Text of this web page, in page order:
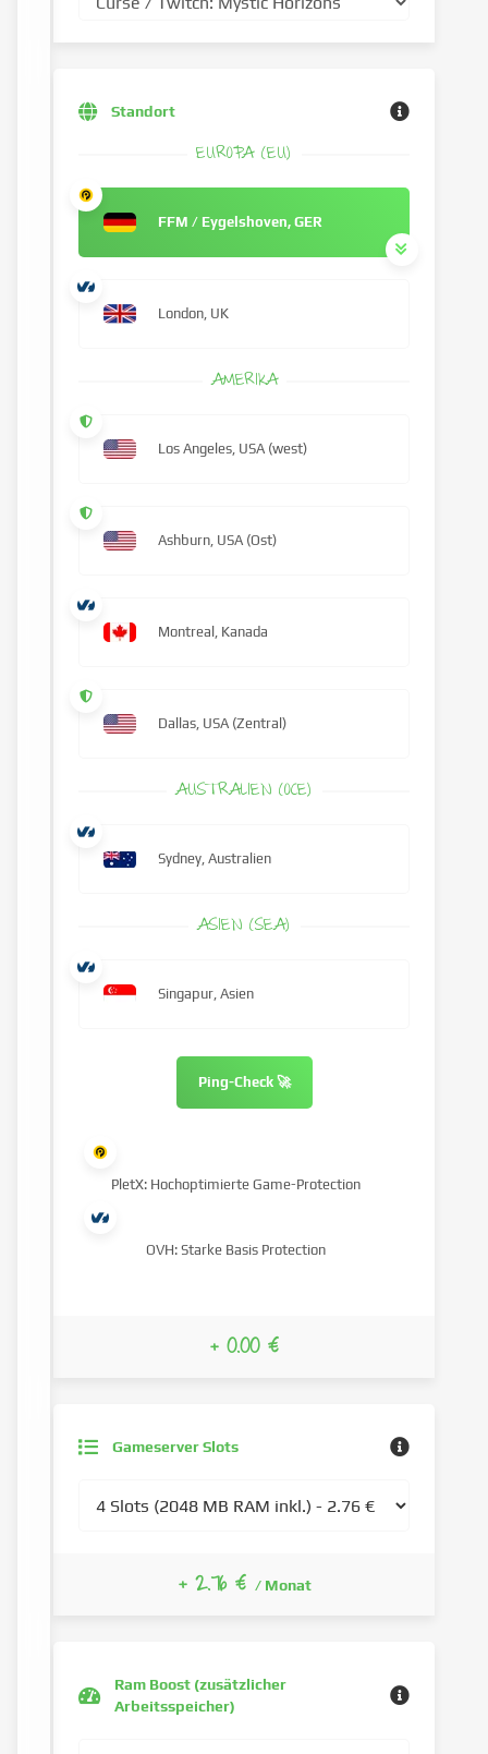
Gameserver Slots
+ 2.76 € / Monat
Standort
EUROPA (EU)
FFM / Eygelshoven, GER
London, UK
AMERIKA
Los Angeles, USA (west)
Ashburn, USA (Ost)
Montreal, Kanada
Dallas, USA (Zentral)
AUSTRALIEN (OCE)
Sydney, Australien
ASIEN (SEA)
Singapur, Asien
Ping-Check 🚀
PletX: Hochoptimierte Game-Protection
OVH: Starke Basis Protection
+ 0.00 €
Ram Boost (zusätzlicher
Arbeitsspeicher)